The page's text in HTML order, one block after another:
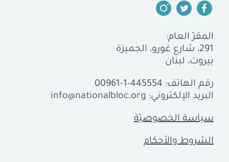
المقرّ العام:
291، شارع غورو، الجميزة
بيروت، لبنان
رقم الهاتف: 00961-1-445554
البريد الإلكتروني: info@nationalbloc.org
سياسة الخصوصيّة
الشروط والأحكام